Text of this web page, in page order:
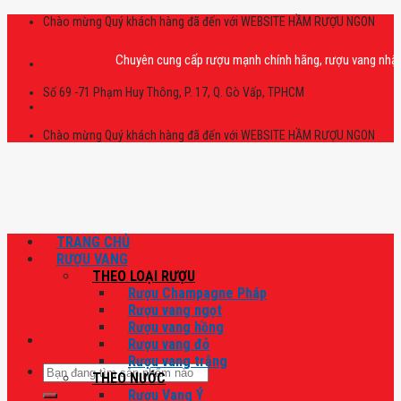
Skip
Chào mừng Quý khách hàng đã đến với WEBSITE HẦM RƯỢU NGON
Chuyên cung cấp rượu mạnh chính hãng, rượu vang nhập
Số 69 -71 Phạm Huy Thông, P. 17, Q. Gò Vấp, TPHCM
Chào mừng Quý khách hàng đã đến với WEBSITE HẦM RƯỢU NGON
Tìm
kiếm:
TRANG CHỦ
RƯỢU VANG
THEO LOẠI RƯỢU
Rượu Champagne Pháp
Rượu vang ngọt
Rượu vang hồng
Rượu vang đỏ
Rượu vang trắng
THEO NƯỚC
Rượu Vang Ý